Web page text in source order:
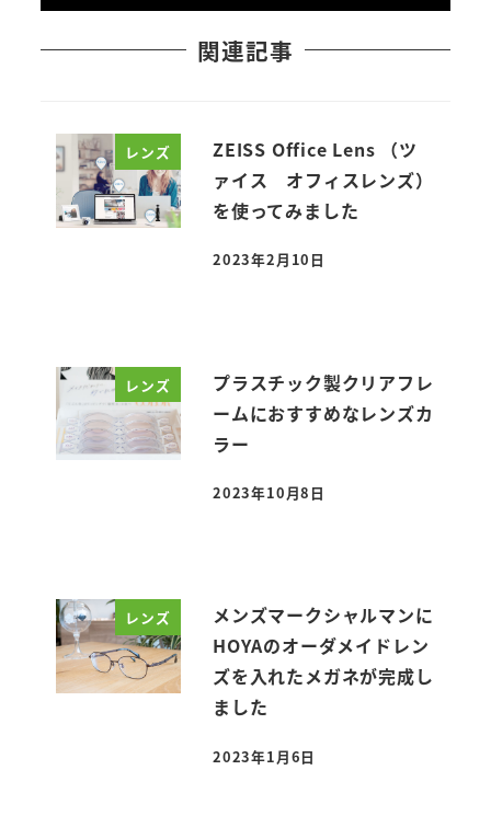
関連記事
レンズ
ZEISS Office Lens （ツ
ァイス オフィスレンズ）
を使ってみました
投稿日
2023年2月10日
レンズ
プラスチック製クリアフレ
ームにおすすめなレンズカ
ラー
投稿日
2023年10月8日
レンズ
メンズマークシャルマンに
HOYAのオーダメイドレン
ズを入れたメガネが完成し
ました
投稿日
2023年1月6日